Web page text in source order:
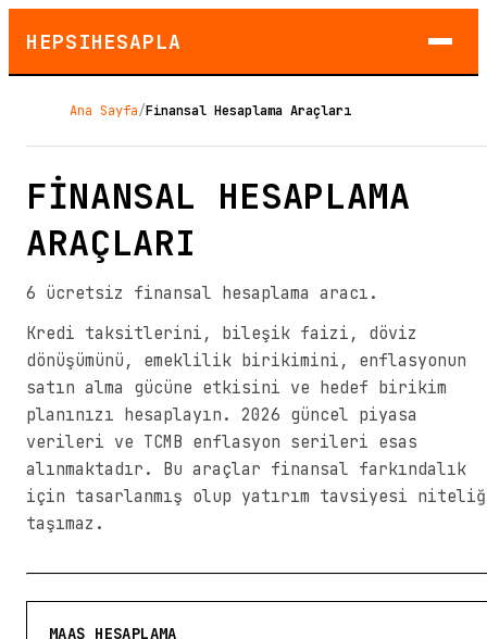
HEPSIHESAPLA
Ana Sayfa/Finansal Hesaplama Araçları
FİNANSAL HESAPLAMA
ARAÇLARI
6 ücretsiz finansal hesaplama aracı.
Kredi taksitlerini, bileşik faizi, döviz
dönüşümünü, emeklilik birikimini, enflasyonun
satın alma gücüne etkisini ve hedef birikim
planınızı hesaplayın. 2026 güncel piyasa
verileri ve TCMB enflasyon serileri esas
alınmaktadır. Bu araçlar finansal farkındalık
için tasarlanmış olup yatırım tavsiyesi
taşımaz.
MAAŞ HESAPLAMA